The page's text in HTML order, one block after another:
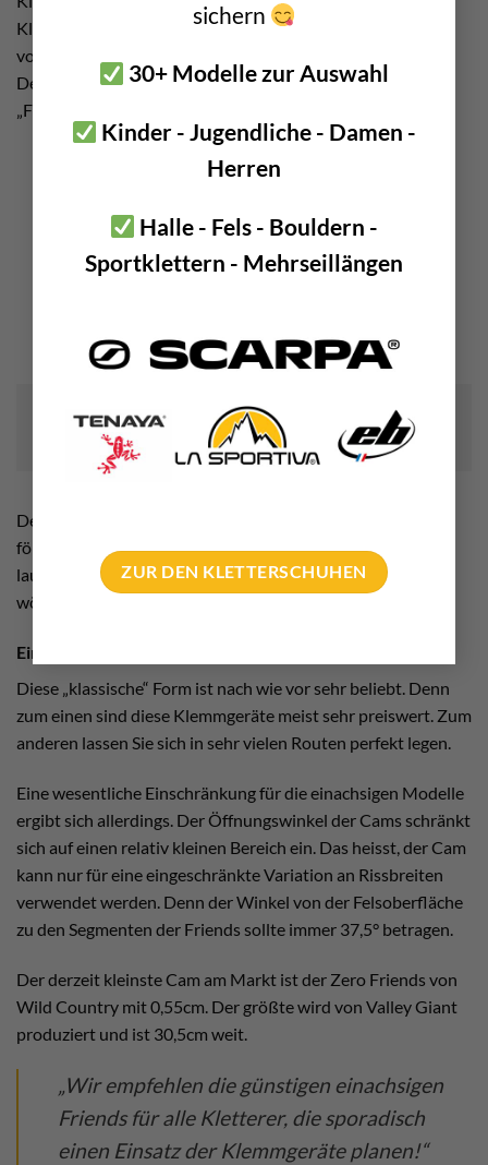
sichern
30+ Modelle zur Auswahl
Kinder - Jugendliche - Damen -
Herren
Halle - Fels - Bouldern -
Sportklettern - Mehrseillängen
ZUR DEN KLETTERSCHUHEN
Kletterlegende aber ein ernstes Problem. Niemand durfte
von seiner Erfindung erfahren! Deshalb benutzte er einen
Decknamen für seine Innovation. Er ging einfach mit seinen
„Friends“ klettern.
Das Bild zeigt einen der ersten in Serie produzierten Wild
Country Classic Friends; Bildquelle: Wikipedia – Jarek-
Tuszyński
Der deutsche Name ist ebenfalls leicht erklärt. Denn die
förmliche englische Bezeichnung für das Sicherungsmittel
lautet auch „camming device“. Deshalb sind sie bei uns
wörtlich übersetzt als „Klemmgeräte“ bekannt.
Einachsige Friends
Diese „klassische“ Form ist nach wie vor sehr beliebt. Denn
zum einen sind diese Klemmgeräte meist sehr preiswert. Zum
anderen lassen Sie sich in sehr vielen Routen perfekt legen.
Eine wesentliche Einschränkung für die einachsigen Modelle
ergibt sich allerdings. Der Öffnungswinkel der Cams schränkt
sich auf einen relativ kleinen Bereich ein. Das heisst, der Cam
kann nur für eine eingeschränkte Variation an Rissbreiten
verwendet werden. Denn der Winkel von der Felsoberfläche
zu den Segmenten der Friends sollte immer 37,5° betragen.
Der derzeit kleinste Cam am Markt ist der Zero Friends von
Wild Country mit 0,55cm. Der größte wird von Valley Giant
produziert und ist 30,5cm weit.
„Wir empfehlen die günstigen einachsigen
Friends für alle Kletterer, die sporadisch
einen Einsatz der Klemmgeräte planen!“